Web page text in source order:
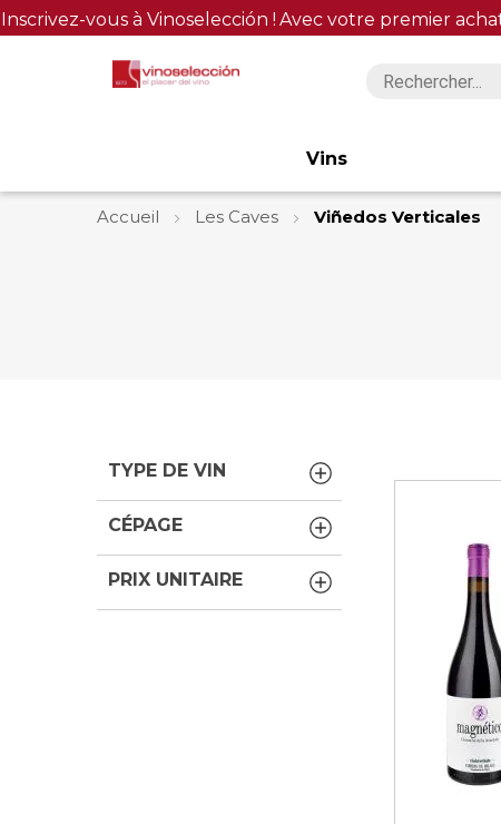
Inscrivez-vous à Vinoselección ! Avec votre premier
Vins
Accueil Les Caves Viñedos Verticales
TYPE DE VIN
CÉPAGE
PRIX UNITAIRE